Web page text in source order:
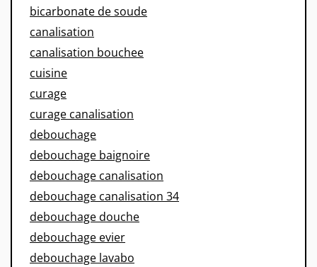
bicarbonate de soude
canalisation
canalisation bouchee
cuisine
curage
curage canalisation
debouchage
debouchage baignoire
debouchage canalisation
debouchage canalisation 34
debouchage douche
debouchage evier
debouchage lavabo